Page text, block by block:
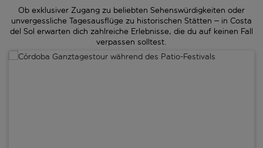
Ob exklusiver Zugang zu beliebten Sehenswürdigkeiten oder
unvergessliche Tagesausflüge zu historischen Stätten – in Costa
del Sol erwarten dich zahlreiche Erlebnisse, die du auf keinen Fall
verpassen solltest.
Córdoba Ganztagestour während des Patio-Festivals